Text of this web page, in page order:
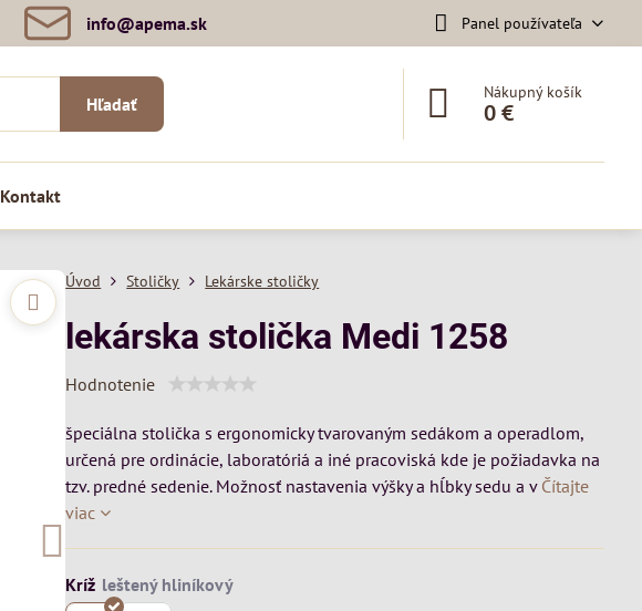
info​@apema​.sk Panel používateľa
Hľadať
Nákupný košík
0 €
Kontakt
Úvod Stoličky Lekárske stoličky
lekárska stolička Medi 1258
Hodnotenie
špeciálna stolička s ergonomicky tvarovaným sedákom a operadlom,
určená pre ordinácie, laboratóriá a iné pracoviská kde je požiadavka na
tzv. predné sedenie. Možnosť nastavenia výšky a hĺbky sedu a v Čítajte
viac
Kríž